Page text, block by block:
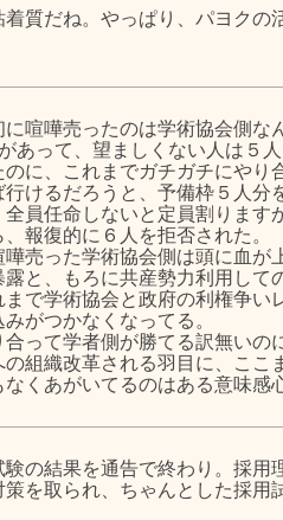
着質だね。やっぱり、パヨクの
に喧嘩売ったのは学術協会側な
あって、望ましくない人は５
のに、これまでガチガチにやり
けるだろうと、予備枠５人分
全員任命しないと定員割ります
報復的に６人を拒否された。
嘩売った学術協会側は頭に血が
と、もろに共産勢力利用して
で学術協会と政府の利権争い
がつかなくなってる。
合って学者側が勝てる訳無いの
の組織改革される羽目に、ここ
くあがいてるのはある意味感
の結果を通告で終わり。採用
策を取られ、ちゃんとした採用